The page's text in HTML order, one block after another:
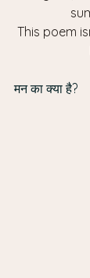
This poem
मन का क्या है?